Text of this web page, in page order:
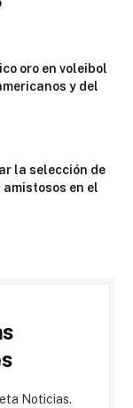
oro en voleibol
y del
la selección de
amistosos en el
Noticias.